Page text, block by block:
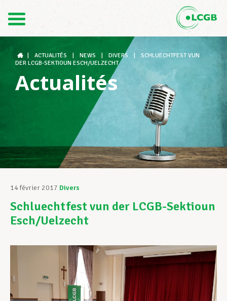
DE
Le LCGB
Structures syndicales
Assistance au Travail
Vos droits
Assistance en vie privée
Développement professionnel
ACTUALITÉS NEWS DIVERS
SCHLUECHTFEST VUN
DER LCGB-SEKTIOUN ESCH/UELZECHT
Actualités
14 février 2017 Divers
Schluechtfest vun der LCGB-Sektioun
Esch/Uelzecht